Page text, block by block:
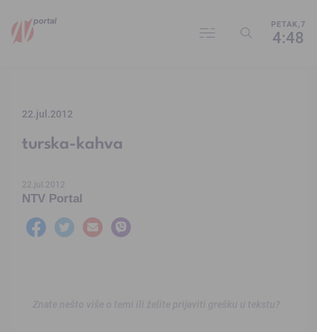
PETAK,7
4:48
22.jul.2012
turska-kahva
22.jul.2012
NTV Portal